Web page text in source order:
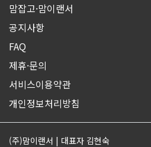
맘잡고·맘이랜서
공지사항
FAQ
제휴·문의
서비스이용약관
개인정보처리방침
(주)맘이랜서 | 대표자 김현숙